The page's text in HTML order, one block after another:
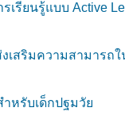
รียนรู้แบบ Active
สริมความสามาร
หรับเด็กปฐมวัย